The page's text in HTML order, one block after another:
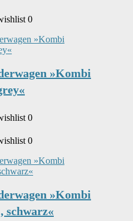
Gurt
0
»Kombi
0
0
»Kombi
schwarz«